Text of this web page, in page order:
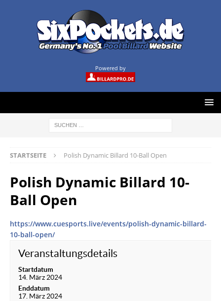
Powered by
STARTSEITE Polish Dynamic Billard 10-Ball Open
Polish Dynamic Billard 10-
Ball Open
https://www.cuesports.live/events/polish-dynamic-billard-
10-ball-open/
Veranstaltungsdetails
Startdatum
14. März 2024
Enddatum
17. März 2024